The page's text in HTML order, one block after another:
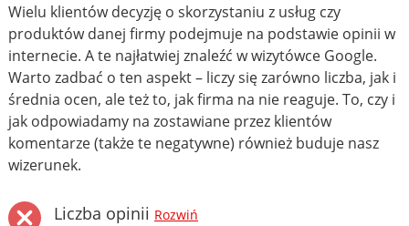
Wielu klientów decyzję o skorzystaniu z usług czy
produktów danej firmy podejmuje na podstawie opinii w
internecie. A te najłatwiej znaleźć w wizytówce Google.
Warto zadbać o ten aspekt – liczy się zarówno liczba, jak i
średnia ocen, ale też to, jak firma na nie reaguje. To, czy i
jak odpowiadamy na zostawiane przez klientów
komentarze (także te negatywne) również buduje nasz
wizerunek.
Liczba opinii Rozwiń